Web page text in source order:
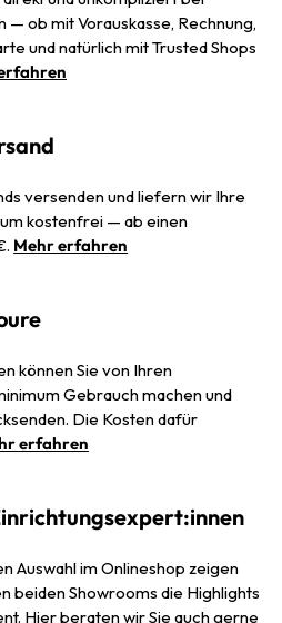
— ob mit Vorauskasse, Rechnung,
und natürlich mit Trusted Shops
versenden und liefern wir Ihre
kostenfrei — ab einen
Mehr erfahren
können Sie von Ihren
Gebrauch machen und
Die Kosten dafür
erfahren
Auswahl im Onlineshop zeigen
beiden Showrooms die Highlights
Hier beraten wir Sie auch gerne